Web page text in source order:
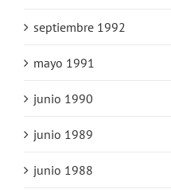
septiembre 1992
mayo 1991
junio 1990
junio 1989
junio 1988